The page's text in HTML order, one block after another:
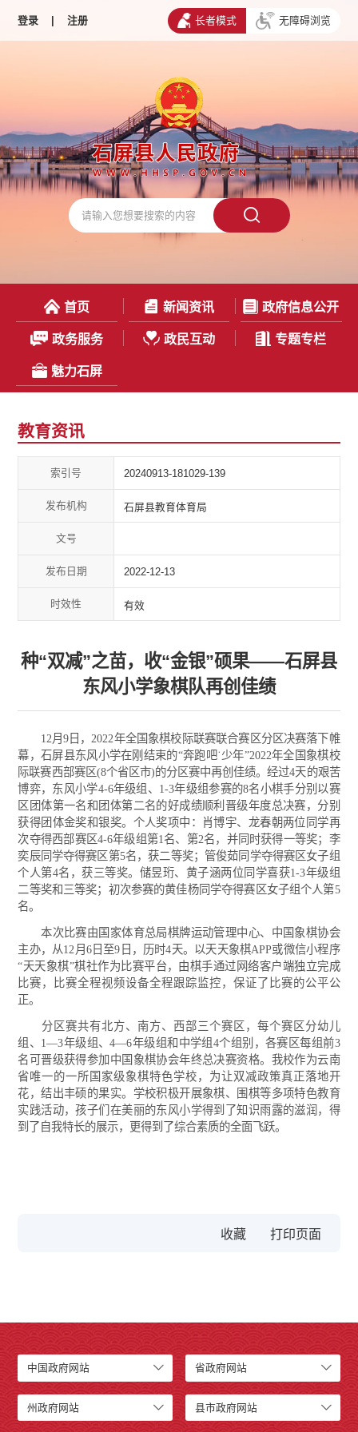
登录 | 注册 长者模式 无障碍浏览
首页 新闻资讯 政府信息公开
政务服务 政民互动 专题专栏
魅力石屏
教育资讯
索引号 20240913-181029-139
发布机构 石屏县教育体育局
文号
发布日期 2022-12-13
时效性 有效
种“双减”之苗，收“金银”硕果——石屏县
东风小学象棋队再创佳绩
12月9日，2022年全国象棋校际联赛联合赛区分区决赛落下帷
幕，石屏县东风小学在刚结束的“奔跑吧˙少年”2022年全国象棋校
际联赛西部赛区(8个省区市)的分区赛中再创佳绩。经过4天的艰苦
博弈，东风小学4-6年级组、1-3年级组参赛的8名小棋手分别以赛
区团体第一名和团体第二名的好成绩顺利晋级年度总决赛，分别
获得团体金奖和银奖。个人奖项中：肖博宇、龙春朝两位同学再
次夺得西部赛区4-6年级组第1名、第2名，并同时获得一等奖；李
奕辰同学夺得赛区第5名，获二等奖；管俊茹同学夺得赛区女子组
个人第4名，获三等奖。储昱珩、黄子涵两位同学喜获1-3年级组
二等奖和三等奖；初次参赛的黄佳杨同学夺得赛区女子组个人第5
名。
本次比赛由国家体育总局棋牌运动管理中心、中国象棋协会
主办，从12月6日至9日，历时4天。以天天象棋APP或微信小程序
“天天象棋”棋社作为比赛平台，由棋手通过网络客户端独立完成
比赛，比赛全程视频设备全程跟踪监控，保证了比赛的公平公
正。
分区赛共有北方、南方、西部三个赛区，每个赛区分幼儿
组、1—3年级组、4—6年级组和中学组4个组别，各赛区每组前3
名可晋级获得参加中国象棋协会年终总决赛资格。我校作为云南
省唯一的一所国家级象棋特色学校，为让双减政策真正落地开
花，结出丰硕的果实。学校积极开展象棋、围棋等多项特色教育
实践活动，孩子们在美丽的东风小学得到了知识雨露的滋润，得
到了自我特长的展示，更得到了综合素质的全面飞跃。
收藏
中国政府网站 省政府网站
州政府网站 县市政府网站